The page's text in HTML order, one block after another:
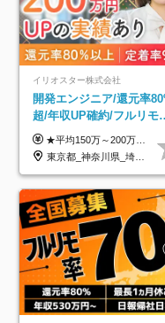
イリオスター株式会社
開発エンジニア/還元率
超/年収UP確約/フルリモ
OK/年休130日/平均残業
約2万件の案件から選択
★平均150万～200万円年収UPを実現！ ★前職給与を100％保証！ ★案件内容の開示・明確な評価体制あり ⇒クライアント評価で即昇給を実現したケースも◎ ★年12回（毎月昇給チャンスあり） ■月給35万円～103万円 ※経験・能力・前職給与を考慮し、決定 ※上記給与には月30時間分(6万6500円以上)の固定残業代が含まれます。超過分は手当として別途支給します ※試用期間3ヶ月あり(期間中の給与・待遇面に差異はありません) ▼収入アップの実例をご紹介 ───────────── ★働き方改革をした30代男性（PG） 子どもが生まれたばかりなのに、忙しい現場で残業も月50～60時間が当たり前。 ⇒残業ほぼゼロ＆週3リモートの働き方に！しかも給与もアップ！ ★収入アップした30代男性（PM） 子供が3人いて家計も苦しく、残業代で稼ぐ日々… ⇒残業をたくさんしていた年収額より、100万円以上アップしました！
東京都_神奈川県_埼玉県_千葉県_大阪府_愛知県_北海道_青森県_岩手県_宮城県_秋田県_山形県_福島県_茨城県_栃木県_群馬県_新潟県_山梨県_長野県_富山県_石川県_福井県_静岡県_岐阜県_三重県_兵庫県_京都府_滋賀県_奈良県_和歌山県_広島県_岡山県_鳥取県_島根県_山口県_徳島県_香川県_愛媛県_高知県_福岡県_熊本県_佐賀県_長崎県_大分県_宮崎県_鹿児島県_沖縄県